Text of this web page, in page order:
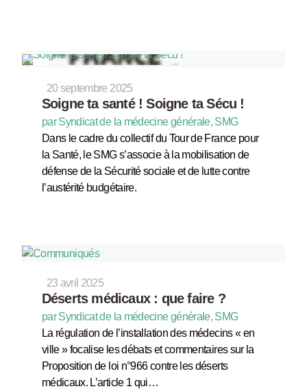
20 septembre 2025
Soigne ta santé ! Soigne ta Sécu !
par Syndicat de la médecine générale, SMG
Dans le cadre du collectif du Tour de France pour
la Santé, le SMG s’associe à la mobilisation de
défense de la Sécurité sociale et de lutte contre
l’austérité budgétaire.
23 avril 2025
Déserts médicaux : que faire ?
par Syndicat de la médecine générale, SMG
La régulation de l’installation des médecins « en
ville » focalise les débats et commentaires sur la
Proposition de loi n°966 contre les déserts
médicaux. L’article 1 qui…